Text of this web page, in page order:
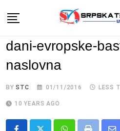
content
dani-evropske-
naslovna
BYSTC 01/11/2016 LESS
10 YEARS AGO